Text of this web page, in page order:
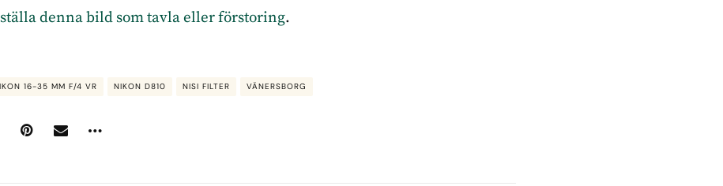
denna bild som tavla eller förstoring.
16-35 MM F/4 VR NIKON D810 NISI FILTER VÄNERSBORG